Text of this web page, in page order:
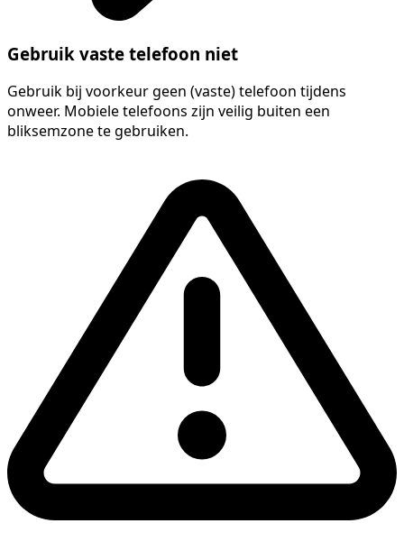
Gebruik vaste telefoon niet
Gebruik bij voorkeur geen (vaste) telefoon tijdens
onweer. Mobiele telefoons zijn veilig buiten een
bliksemzone te gebruiken.